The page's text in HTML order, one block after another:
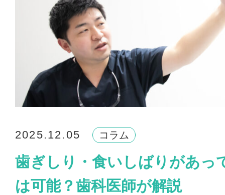
2025.12.05 コラム
歯ぎしり・食いしばりがあっ
は可能？歯科医師が解説